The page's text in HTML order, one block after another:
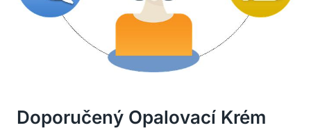
Doporučený Opalovací Krém